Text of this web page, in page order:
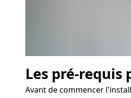
Les pré-
Avant de commencer